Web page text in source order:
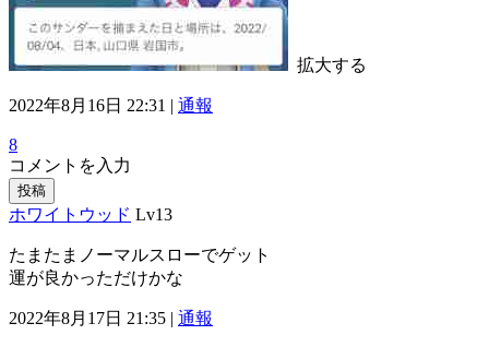
拡大する
2022年8月16日 22:31 | 通報
8
コメントを入力
投稿
ホワイトウッド Lv13
たまたまノーマルスローでゲット
運が良かっただけかな
2022年8月17日 21:35 | 通報